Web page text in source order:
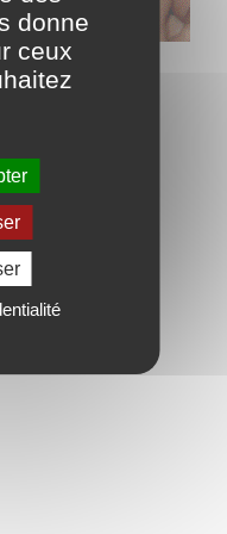
donne
ceux